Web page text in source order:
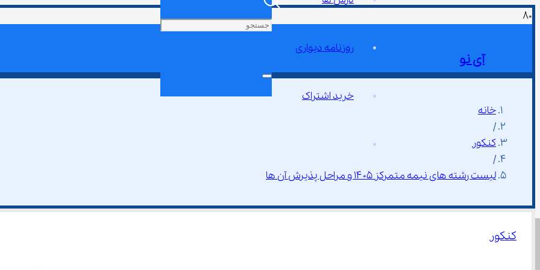
آی نو
روزنامه دیواری
خرید اشتراک
خانه
/
کنکور
/
لیست رشته های نیمه متمرکز ۱۴۰۵ و مراحل پذیرش آن‌ ها
کنکور